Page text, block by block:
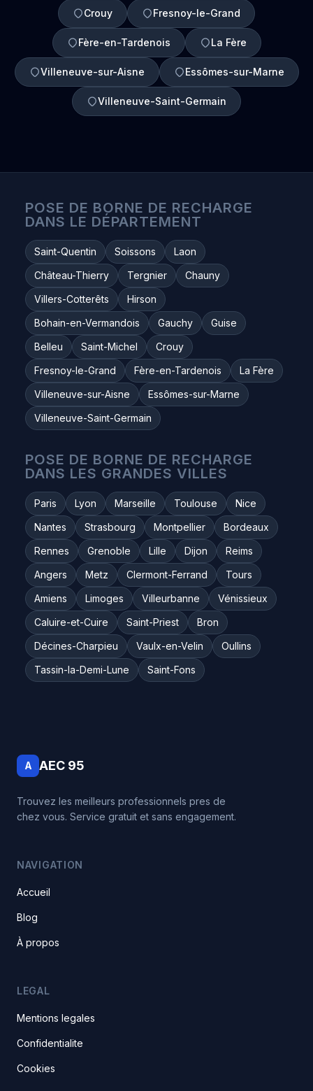
Crouy Fresnoy-le-Grand
Fère-en-Tardenois La Fère
Villeneuve-sur-Aisne Essômes-sur-Marne
Villeneuve-Saint-Germain
POSE DE BORNE DE RECHARGE
DANS LE DÉPARTEMENT
Saint-Quentin Soissons
Laon
Château-Thierry
Tergnier
Chauny
Villers-Cotterêts
Hirson
Bohain-en-Vermandois
Gauchy
Guise
Belleu
Saint-Michel
Crouy
Fresnoy-le-Grand
Fère-en-Tardenois
La Fère
Villeneuve-sur-Aisne
Essômes-sur-Marne
Villeneuve-Saint-Germain
POSE DE BORNE DE RECHARGE
DANS LES GRANDES VILLES
Paris Lyon Marseille Toulouse
Nice
Nantes
Strasbourg Montpellier
Bordeaux
Rennes
Grenoble Lille Dijon
Reims
Angers
Metz Clermont-Ferrand
Tours
Amiens
Limoges Villeurbanne
Vénissieux
Caluire-et-Cuire
Saint-Priest
Bron
Décines-Charpieu
Vaulx-en-Velin
Oullins
Tassin-la-Demi-Lune
Saint-Fons
A AEC 95
Trouvez les meilleurs professionnels pres de
chez vous. Service gratuit et sans engagement.
NAVIGATION
Accueil
Blog
À propos
LEGAL
Mentions legales
Confidentialite
Cookies